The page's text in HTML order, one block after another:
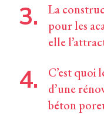
La
pour les
elle
C’est quoi
d’une
béton